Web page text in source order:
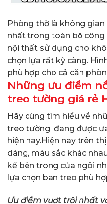
Phòng thờ là không
nhất trong toàn bộ công
nội thất sử dụng cho
chọn lựa rất kỹ càng.
phù hợp cho cả căn
Những ưu điểm
treo tường giá rẻ
Hãy cùng tìm hiểu về
treo tường đang được
hiện nay.Hiện nay trên
dáng, màu sắc khác
kế bên trong của ngôi
lựa chọn ban treo phù
Ưu điểm vượt trội nhất